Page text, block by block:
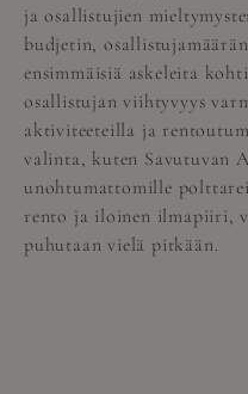
ja osallistujien
budjetin,
ensimmäisiä askeleita
osallistujan viihtyvyys
aktiviteeteilla ja
valinta, kuten Savutuvan
unohtumattomille
rento ja iloinen ilmapiiri,
puhutaan vielä pitkään.